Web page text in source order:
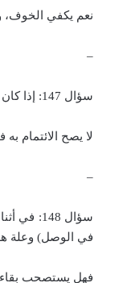
نعم يكفي الخوف،
–
سؤال 147: إذا كان الامام يلحن في قراءته لعجمة لسانه، أو لعاهة فيه، فهل يجوز لصحيح القراءة أن يأتم به، وهل يجوز لمن لسانه مثله أن يأتم به، ومثال ذلك، أن يقرأ الامام (الحمد لله، ولا الضالين)؟
لا يصح الائتمام
–
سؤال
في الوصل) وعلة
فهل يستصحب بقاء